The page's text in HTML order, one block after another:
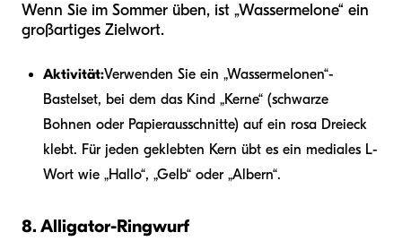
Wenn Sie im Sommer üben, ist „Wassermelone“ ein
großartiges Zielwort.
Aktivität:Verwenden Sie ein „Wassermelonen“-
Bastelset, bei dem das Kind „Kerne“ (schwarze
Bohnen oder Papierausschnitte) auf ein rosa Dreieck
klebt. Für jeden geklebten Kern übt es ein mediales L-
Wort wie „Hallo“, „Gelb“ oder „Albern“.
8. Alligator-Ringwurf